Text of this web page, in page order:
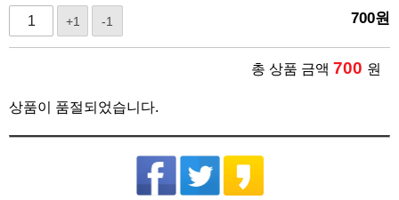
+1 -1 700원
총 상품 금액 700 원
상품이 품절되었습니다.